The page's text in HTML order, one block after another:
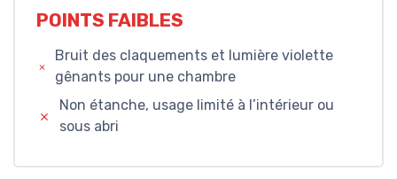
POINTS FAIBLES
Bruit des claquements et lumière violette
gênants pour une chambre
Non étanche, usage limité à l’intérieur ou
sous abri